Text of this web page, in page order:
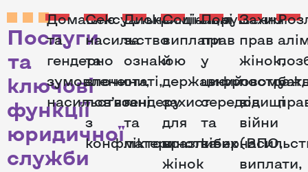
Послуги
та
ключові
функції
юридичної
служби
Домашнє
та
гендерно
зумовлене
насильство
Сексуальне
насильство
та
злочини,
пов’язані
з
конфліктом
Дискримінація
за
ознакою
статі,
гендеру
та
материнства
Соціальні
виплати
й
державний
захист
для
вразливих
жінок
Порушення
прав
у
цифровому
середовищі
та
Захист
прав
жінок,
від
війни
(ВПО,
виплати,